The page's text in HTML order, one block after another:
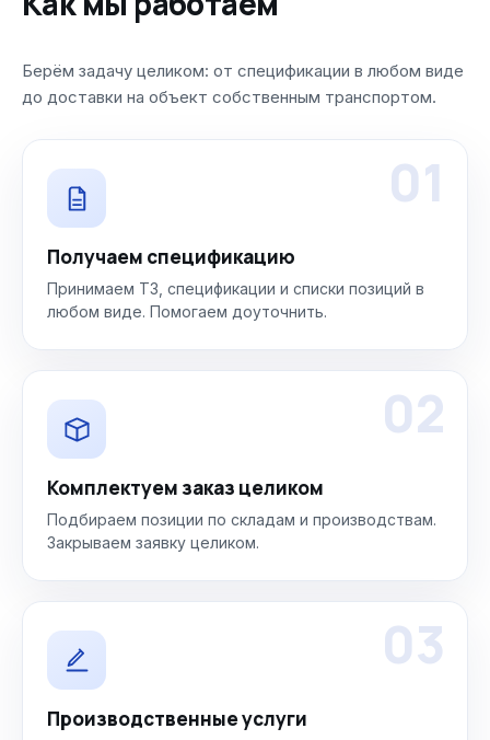
Берём задачу целиком: от спецификации в любом виде
до доставки на объект собственным транспортом.
01
Получаем спецификацию
Принимаем ТЗ, спецификации и списки позиций в
любом виде. Помогаем доуточнить.
02
Комплектуем заказ целиком
Подбираем позиции по складам и производствам.
Закрываем заявку целиком.
03
Производственные услуги